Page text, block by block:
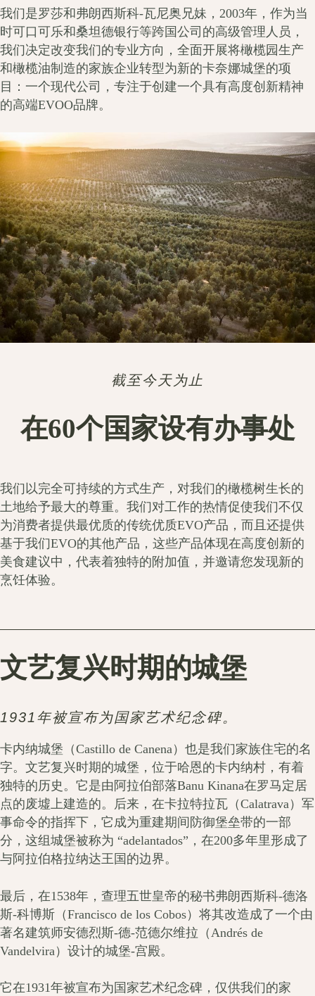
我们是罗莎和弗朗西斯科-瓦尼奥兄妹，2003年，作为当
时可口可乐和桑坦德银行等跨国公司的高级管理人员，
我们决定改变我们的专业方向，全面开展将橄榄园生产
和橄榄油制造的家族企业转型为新的卡奈娜城堡的项
目：一个现代公司，专注于创建一个具有高度创新精神
的高端EVOO品牌。
在60个国家设有办事处
截至今天为止
我们以完全可持续的方式生产，对我们的橄榄树生长的
土地给予最大的尊重。我们对工作的热情促使我们不仅
为消费者提供最优质的传统优质EVO产品，而且还提供
基于我们EVO的其他产品，这些产品体现在高度创新的
美食建议中，代表着独特的附加值，并邀请您发现新的
烹饪体验。
文艺复兴时期的城堡
1931年被宣布为国家艺术纪念碑。
卡内纳城堡（Castillo de Canena）也是我们家族住宅的名
字。文艺复兴时期的城堡，位于哈恩的卡内纳村，有着
独特的历史。它是由阿拉伯部落Banu Kinana在罗马定居
点的废墟上建造的。后来，在卡拉特拉瓦（Calatrava）军
事命令的指挥下，它成为重建期间防御堡垒带的一部
分，这组城堡被称为 “adelantados”，在200多年里形成了
与阿拉伯格拉纳达王国的边界。
最后，在1538年，查理五世皇帝的秘书弗朗西斯科-德洛
斯-科博斯（Francisco de los Cobos）将其改造成了一个由
著名建筑师安德烈斯-德-范德尔维拉（Andrés de
Vandelvira）设计的城堡-宫殿。
它在1931年被宣布为国家艺术纪念碑，仅供我们的家